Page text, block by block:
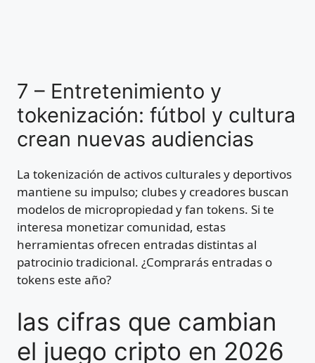
7 – Entretenimiento y
tokenización: fútbol y cultura
crean nuevas audiencias
La tokenización de activos culturales y deportivos
mantiene su impulso; clubes y creadores buscan
modelos de micropropiedad y fan tokens. Si te
interesa monetizar comunidad, estas
herramientas ofrecen entradas distintas al
patrocinio tradicional. ¿Comprarás entradas o
tokens este año?
las cifras que cambian
el juego cripto en 2026